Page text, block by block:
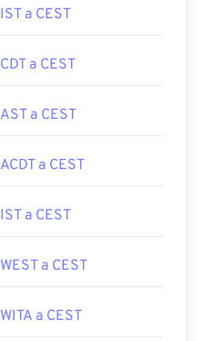
IST a CEST
CDT a CEST
AST a CEST
ACDT a CEST
IST a CEST
WEST a CEST
WITA a CEST